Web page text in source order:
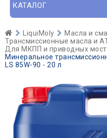
КАТАЛОГ
LiquiMoly
Масла и
Трансмиссионные масла и
Для МКПП и приводных
Минеральное
LS 85W-90 - 20 л